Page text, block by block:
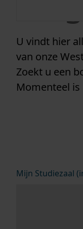
U vindt hier
van onze
Zoekt u een
Momenteel
Mijn Studiezaal